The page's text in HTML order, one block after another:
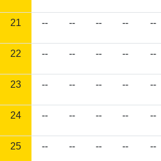
21 -- -- -- -- --
22 -- -- -- -- --
23 -- -- -- -- --
24 -- -- -- -- --
25 -- -- -- -- --